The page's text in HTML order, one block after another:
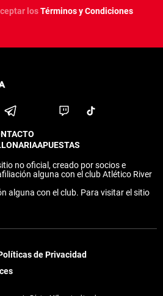
losTérminos y Condiciones
APUESTAS
no oficial, creado por socios e
alguna con el club Atlético River
alguna con el club. Para visitar el sitio
de Privacidad